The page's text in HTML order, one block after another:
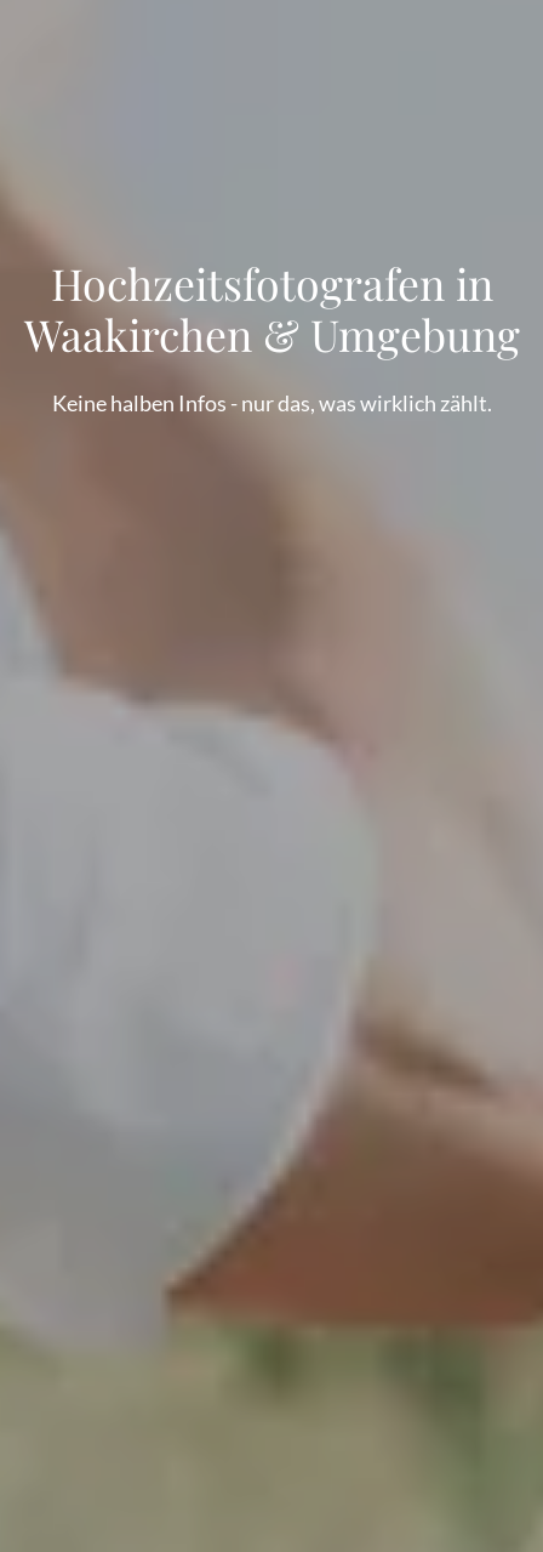
Hochzeitsfotografen in
Waakirchen & Umgebung
Keine halben Infos - nur das, was wirklich zählt.